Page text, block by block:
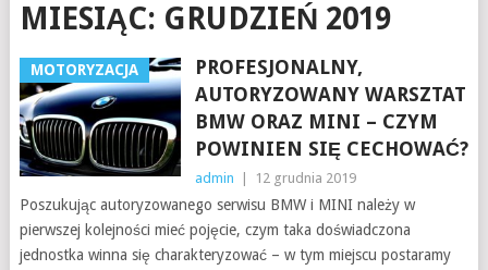
MIESIĄC: GRUDZIEŃ 2019
MOTORYZACJA
PROFESJONALNY,
AUTORYZOWANY WARSZTAT
BMW ORAZ MINI – CZYM
POWINIEN SIĘ CECHOWAĆ?
admin 12 grudnia 2019
Poszukując autoryzowanego serwisu BMW i MINI należy w
pierwszej kolejności mieć pojęcie, czym taka doświadczona
jednostka winna się charakteryzować – w tym miejscu postaramy